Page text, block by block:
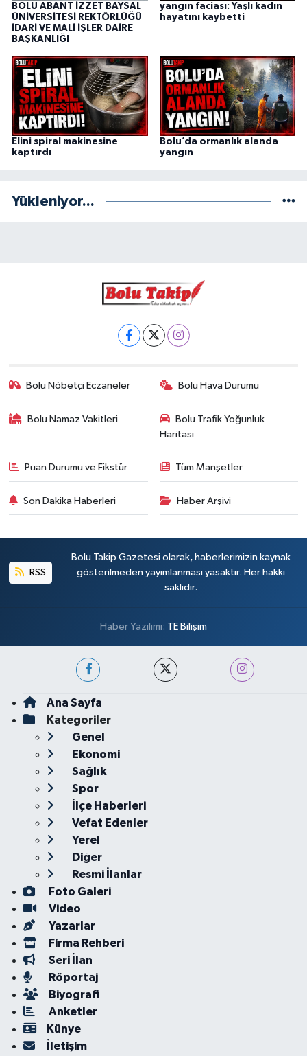
BOLU ABANT İZZET BAYSAL
ÜNİVERSİTESİ REKTÖRLÜĞÜ
İDARİ VE MALİ İŞLER DAİRE
BAŞKANLIĞI
yangın faciası: Yaşlı kadın
hayatını kaybetti
Elini spiral makinesine
kaptırdı
Bolu’da ormanlık alanda
yangın
Yükleniyor...
Bolu Nöbetçi Eczaneler Bolu Hava Durumu
Bolu Namaz Vakitleri
Bolu Trafik Yoğunluk
Haritası
Puan Durumu ve Fikstür Tüm Manşetler
Son Dakika Haberleri Haber Arşivi
RSS
Bolu Takip Gazetesi olarak, haberlerimizin kaynak
gösterilmeden yayımlanması yasaktır. Her hakkı
saklıdır.
Haber Yazılımı: TE Bilişim
Ana Sayfa
Kategoriler
Genel
Ekonomi
Sağlık
Spor
İlçe Haberleri
Vefat Edenler
Yerel
Diğer
Resmi İlanlar
Foto Galeri
Video
Yazarlar
Firma Rehberi
Seri İlan
Röportaj
Biyografi
Anketler
Künye
İletişim